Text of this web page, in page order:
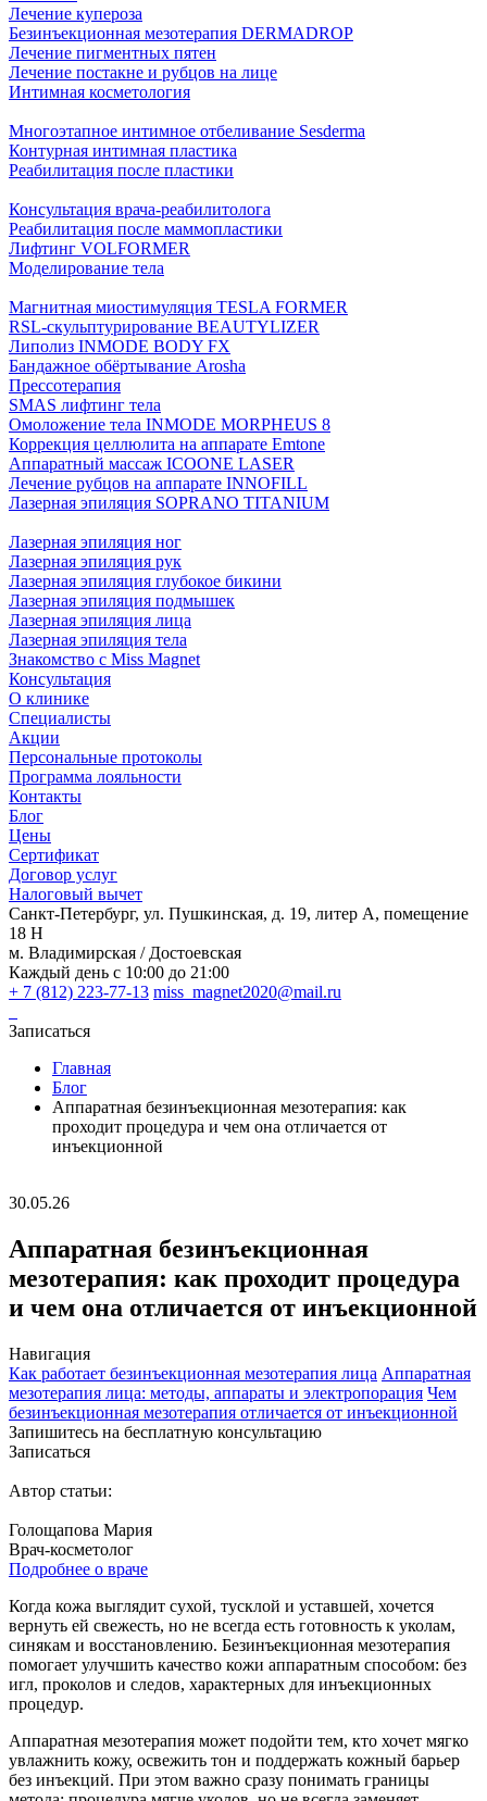
Лечение купероза
Безинъекционная мезотерапия DERMADROP
Лечение пигментных пятен
Лечение постакне и рубцов на лице
Интимная косметология
Многоэтапное интимное отбеливание Sesderma
Контурная интимная пластика
Реабилитация после пластики
Консультация врача-реабилитолога
Реабилитация после маммопластики
Лифтинг VOLFORMER
Моделирование тела
Магнитная миостимуляция TESLA FORMER
RSL-скульптурирование BEAUTYLIZER
Липолиз INMODE BODY FX
Бандажное обёртывание Arosha
Прессотерапия
SMAS лифтинг тела
Омоложение тела INMODE MORPHEUS 8
Коррекция целлюлита на аппарате Emtone
Аппаратный массаж ICOONE LASER
Лечение рубцов на аппарате INNOFILL
Лазерная эпиляция SOPRANO TITANIUM
Лазерная эпиляция ног
Лазерная эпиляция рук
Лазерная эпиляция глубокое бикини
Лазерная эпиляция подмышек
Лазерная эпиляция лица
Лазерная эпиляция тела
Знакомство с Miss Magnet
Консультация
О клинике
Специалисты
Акции
Персональные протоколы
Программа лояльности
Контакты
Блог
Цены
Сертификат
Договор услуг
Налоговый вычет
Санкт-Петербург, ул. Пушкинская, д. 19, литер А, помещение
18 Н
м. Владимирская / Достоевская
Каждый день с 10:00 до 21:00
+ 7 (812) 223-77-13 miss_magnet2020@mail.ru
Записаться
Главная
Блог
Аппаратная безинъекционная мезотерапия: как
проходит процедура и чем она отличается от
инъекционной
30.05.26
Аппаратная безинъекционная
мезотерапия: как проходит процедура
и чем она отличается от инъекционной
Навигация
Как работает безинъекционная мезотерапия лица Аппаратная
мезотерапия лица: методы, аппараты и электропорация Чем
безинъекционная мезотерапия отличается от инъекционной
Запишитесь на бесплатную консультацию
Записаться
Автор статьи:
Голощапова Мария
Врач-косметолог
Подробнее о враче
Когда кожа выглядит сухой, тусклой и уставшей, хочется
вернуть ей свежесть, но не всегда есть готовность к уколам,
синякам и восстановлению. Безинъекционная мезотерапия
помогает улучшить качество кожи аппаратным способом: без
игл, проколов и следов, характерных для инъекционных
процедур.
Аппаратная мезотерапия может подойти тем, кто хочет мягко
увлажнить кожу, освежить тон и поддержать кожный барьер
без инъекций. При этом важно сразу понимать границы